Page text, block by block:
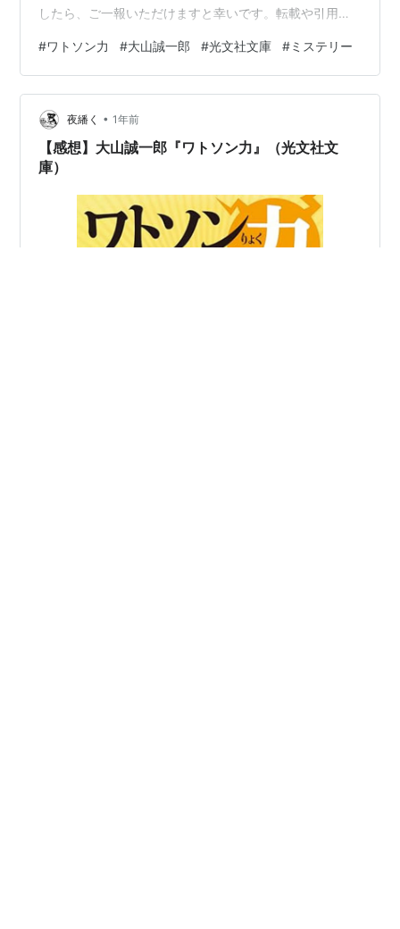
したら、ご一報いただけますと幸いです。転載や引用に
郎 (著) 光文社文庫 若くして念願の刑失調捜査一課へ配属
となった和戸宋志には特殊な能力がある。それはそばに
いる人間の推理力を飛躍的に工場させる不思議な力。奇
妙なダイイング・メッセージ、雪の中で起こった銃殺事
件など、和戸の周囲で起こる事件に人々…
#ワトソン力 #大山誠一郎 #光文社文庫 #ミステリー
夜繙く • 1年前
【感想】大山誠一郎『ワトソン力』（光文社文
庫）